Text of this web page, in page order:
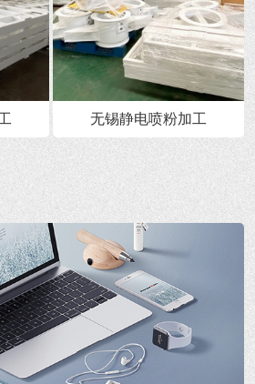
无锡静电喷粉加工